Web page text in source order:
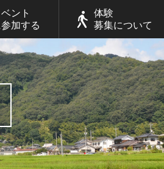
ント
加する
体験
募集について